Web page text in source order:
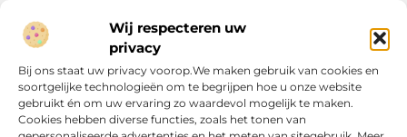
Wij respecteren uw
privacy
Bij ons staat uw privacy voorop.We maken gebruik van cookies en
soortgelijke technologieën om te begrijpen hoe u onze website
gebruikt én om uw ervaring zo waardevol mogelijk te maken.
Cookies hebben diverse functies, zoals het tonen van
Onze informatie